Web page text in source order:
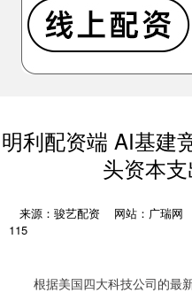
明利配资端 AI基建
头资本
来源：骏艺配资 网站：广瑞网
115
根据美国四大科技公司的最